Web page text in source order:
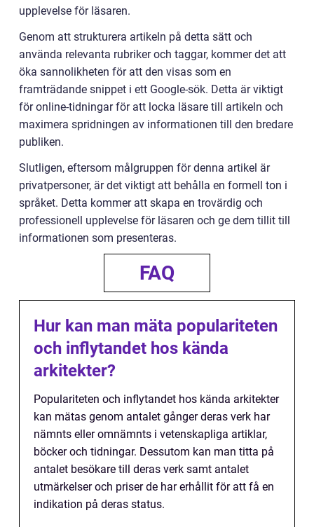
upplevelse för läsaren.
Genom att strukturera artikeln på detta sätt och
använda relevanta rubriker och taggar, kommer det att
öka sannolikheten för att den visas som en
framträdande snippet i ett Google-sök. Detta är viktigt
för online-tidningar för att locka läsare till artikeln och
maximera spridningen av informationen till den bredare
publiken.
Slutligen, eftersom målgruppen för denna artikel är
privatpersoner, är det viktigt att behålla en formell ton i
språket. Detta kommer att skapa en trovärdig och
professionell upplevelse för läsaren och ge dem tillit till
informationen som presenteras.
FAQ
Hur kan man mäta populariteten
och inflytandet hos kända
arkitekter?
Populariteten och inflytandet hos kända arkitekter
kan mätas genom antalet gånger deras verk har
nämnts eller omnämnts i vetenskapliga artiklar,
böcker och tidningar. Dessutom kan man titta på
antalet besökare till deras verk samt antalet
utmärkelser och priser de har erhållit för att få en
indikation på deras status.